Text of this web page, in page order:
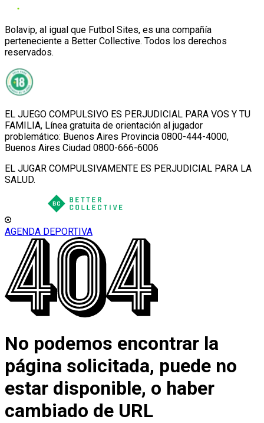
Bolavip, al igual que Futbol Sites, es una compañía
perteneciente a Better Collective. Todos los derechos
reservados.
EL JUEGO COMPULSIVO ES PERJUDICIAL PARA VOS Y TU
FAMILIA, Línea gratuita de orientación al jugador
problemático: Buenos Aires Provincia 0800-444-4000,
Buenos Aires Ciudad 0800-666-6006
EL JUGAR COMPULSIVAMENTE ES PERJUDICIAL PARA LA
SALUD.
AGENDA DEPORTIVA
No podemos encontrar la
página solicitada, puede no
estar disponible, o haber
cambiado de URL